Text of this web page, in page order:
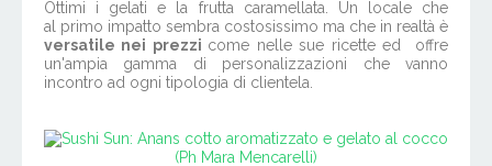
Ottimi i gelati e la frutta caramellata. Un locale che
al primo impatto sembra costosissimo ma che in realtà è
versatile nei prezzi come nelle sue ricette ed offre
un'ampia gamma di personalizzazioni che vanno
incontro ad ogni tipologia di clientela.